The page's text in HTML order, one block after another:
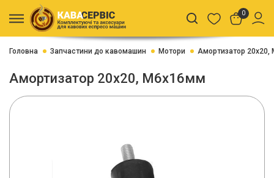
0
Головна Запчастини до кавомашин Мотори Амортизатор 20х20,
Амортизатор 20х20, M6х16мм